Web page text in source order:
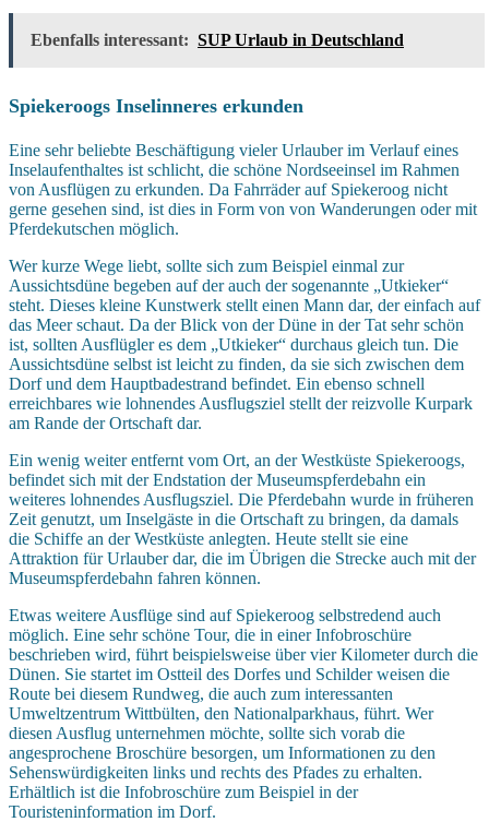
Ebenfalls interessant: SUP Urlaub in Deutschland
Spiekeroogs Inselinneres erkunden
Eine sehr beliebte Beschäftigung vieler Urlauber im Verlauf eines
Inselaufenthaltes ist schlicht, die schöne Nordseeinsel im Rahmen
von Ausflügen zu erkunden. Da Fahrräder auf Spiekeroog nicht
gerne gesehen sind, ist dies in Form von von Wanderungen oder mit
Pferdekutschen möglich.
Wer kurze Wege liebt, sollte sich zum Beispiel einmal zur
Aussichtsdüne begeben auf der auch der sogenannte „Utkieker“
steht. Dieses kleine Kunstwerk stellt einen Mann dar, der einfach auf
das Meer schaut. Da der Blick von der Düne in der Tat sehr schön
ist, sollten Ausflügler es dem „Utkieker“ durchaus gleich tun. Die
Aussichtsdüne selbst ist leicht zu finden, da sie sich zwischen dem
Dorf und dem Hauptbadestrand befindet. Ein ebenso schnell
erreichbares wie lohnendes Ausflugsziel stellt der reizvolle Kurpark
am Rande der Ortschaft dar.
Ein wenig weiter entfernt vom Ort, an der Westküste Spiekeroogs,
befindet sich mit der Endstation der Museumspferdebahn ein
weiteres lohnendes Ausflugsziel. Die Pferdebahn wurde in früheren
Zeit genutzt, um Inselgäste in die Ortschaft zu bringen, da damals
die Schiffe an der Westküste anlegten. Heute stellt sie eine
Attraktion für Urlauber dar, die im Übrigen die Strecke auch mit der
Museumspferdebahn fahren können.
Etwas weitere Ausflüge sind auf Spiekeroog selbstredend auch
möglich. Eine sehr schöne Tour, die in einer Infobroschüre
beschrieben wird, führt beispielsweise über vier Kilometer durch die
Dünen. Sie startet im Ostteil des Dorfes und Schilder weisen die
Route bei diesem Rundweg, die auch zum interessanten
Umweltzentrum Wittbülten, den Nationalparkhaus, führt. Wer
diesen Ausflug unternehmen möchte, sollte sich vorab die
angesprochene Broschüre besorgen, um Informationen zu den
Sehenswürdigkeiten links und rechts des Pfades zu erhalten.
Erhältlich ist die Infobroschüre zum Beispiel in der
Touristeninformation im Dorf.